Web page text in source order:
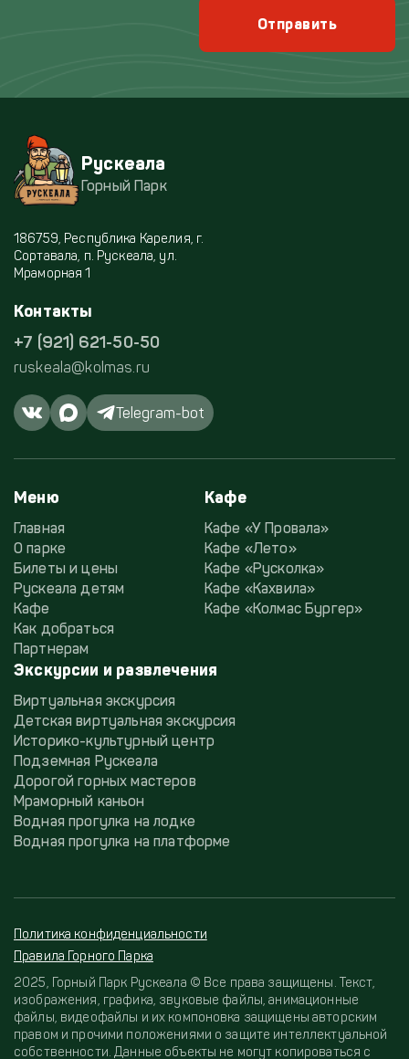
Отправить
Рускеала
Горный Парк
186759, Республика Карелия, г.
Сортавала, п. Рускеала, ул.
Мраморная 1
Контакты
+7 (921) 621-50-50
ruskeala@kolmas.ru
Telegram-bot
Меню
Главная
О парке
Билеты и цены
Рускеала детям
Кафе
Как добраться
Партнерам
Экскурсии и развлечения
Виртуальная экскурсия
Детская виртуальная экскурсия
Историко-культурный центр
Подземная Рускеала
Дорогой горных мастеров
Мраморный каньон
Водная прогулка на лодке
Водная прогулка на платформе
Кафе
Кафе «У Провала»
Кафе «Лето»
Кафе «Русколка»
Кафе «Кахвила»
Кафе «Колмас Бургер»
Политика конфиденциальности
Правила Горного Парка
2025, Горный Парк Рускеала © Все права защищены. Текст,
изображения, графика, звуковые файлы, анимационные
файлы, видеофайлы и их компоновка защищены авторским
правом и прочими положениями о защите интеллектуальной
собственности. Данные объекты не могут копироваться с